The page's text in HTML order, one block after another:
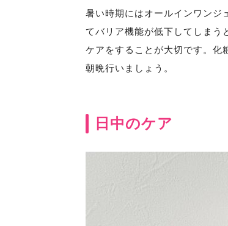
暑い時期にはオールインワンジ
てバリア機能が低下してしまう
ケアをすることが大切です。化
朝晩行いましょう。
日中のケア